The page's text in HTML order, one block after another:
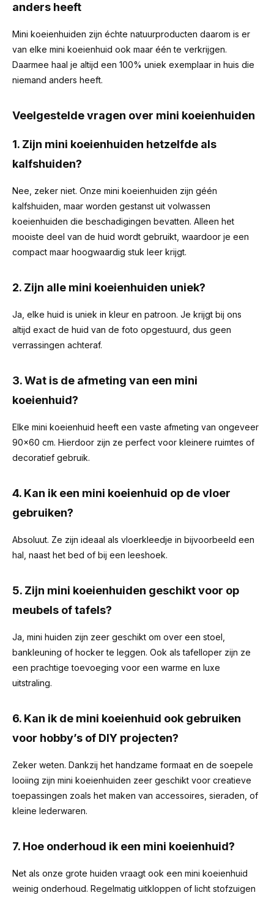
anders heeft
Mini koeienhuiden zijn échte natuurproducten daarom is er
van elke mini koeienhuid ook maar één te verkrijgen.
Daarmee haal je altijd een 100% uniek exemplaar in huis die
niemand anders heeft.
Veelgestelde vragen over mini koeienhuiden
1. Zijn mini koeienhuiden hetzelfde als
kalfshuiden?
Nee, zeker niet. Onze mini koeienhuiden zijn géén
kalfshuiden, maar worden gestanst uit volwassen
koeienhuiden die beschadigingen bevatten. Alleen het
mooiste deel van de huid wordt gebruikt, waardoor je een
compact maar hoogwaardig stuk leer krijgt.
2. Zijn alle mini koeienhuiden uniek?
Ja, elke huid is uniek in kleur en patroon. Je krijgt bij ons
altijd exact de huid van de foto opgestuurd, dus geen
verrassingen achteraf.
3. Wat is de afmeting van een mini
koeienhuid?
Elke mini koeienhuid heeft een vaste afmeting van ongeveer
90x60 cm. Hierdoor zijn ze perfect voor kleinere ruimtes of
decoratief gebruik.
4. Kan ik een mini koeienhuid op de vloer
gebruiken?
Absoluut. Ze zijn ideaal als vloerkleedje in bijvoorbeeld een
hal, naast het bed of bij een leeshoek.
5. Zijn mini koeienhuiden geschikt voor op
meubels of tafels?
Ja, mini huiden zijn zeer geschikt om over een stoel,
bankleuning of hocker te leggen. Ook als tafelloper zijn ze
een prachtige toevoeging voor een warme en luxe
uitstraling.
6. Kan ik de mini koeienhuid ook gebruiken
voor hobby’s of DIY projecten?
Zeker weten. Dankzij het handzame formaat en de soepele
looiing zijn mini koeienhuiden zeer geschikt voor creatieve
toepassingen zoals het maken van accessoires, sieraden, of
kleine lederwaren.
7. Hoe onderhoud ik een mini koeienhuid?
Net als onze grote huiden vraagt ook een mini koeienhuid
weinig onderhoud. Regelmatig uitkloppen of licht stofzuigen